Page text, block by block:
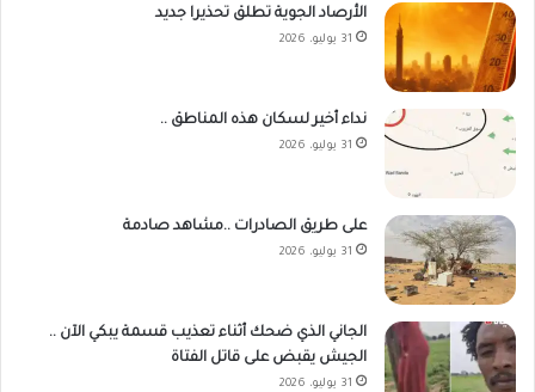
الأرصاد الجوية تطلق تحذيرا جديد
31 يوليو، 2026
نداء أخير لسكان هذه المناطق ..
31 يوليو، 2026
على طريق الصادرات ..مشاهد صادمة
31 يوليو، 2026
الجاني الذي ضحك أثناء تعذيب قسمة يبكي الآن ..
الجيش يقبض على قاتل الفتاة
31 يوليو، 2026